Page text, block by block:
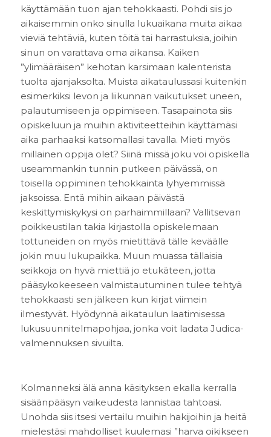
käyttämään tuon ajan tehokkaasti. Pohdi siis jo
aikaisemmin onko sinulla lukuaikana muita aikaa
vieviä tehtäviä, kuten töitä tai harrastuksia, joihin
sinun on varattava oma aikansa. Kaiken
”ylimääräisen” kehotan karsimaan kalenterista
tuolta ajanjaksolta. Muista aikataulussasi kuitenkin
esimerkiksi levon ja liikunnan vaikutukset uneen,
palautumiseen ja oppimiseen. Tasapainota siis
opiskeluun ja muihin aktiviteetteihin käyttämäsi
aika parhaaksi katsomallasi tavalla. Mieti myös
millainen oppija olet? Siinä missä joku voi opiskella
useammankin tunnin putkeen päivässä, on
toisella oppiminen tehokkainta lyhyemmissä
jaksoissa. Entä mihin aikaan päivästä
keskittymiskykysi on parhaimmillaan? Vallitsevan
poikkeustilan takia kirjastolla opiskelemaan
tottuneiden on myös mietittävä tälle keväälle
jokin muu lukupaikka. Muun muassa tällaisia
seikkoja on hyvä miettiä jo etukäteen, jotta
pääsykokeeseen valmistautuminen tulee tehtyä
tehokkaasti sen jälkeen kun kirjat viimein
ilmestyvät. Hyödynnä aikataulun laatimisessa
lukusuunnitelmapohjaa, jonka voit ladata Judica-
valmennuksen sivuilta.
Kolmanneksi älä anna käsityksen ekalla kerralla
sisäänpääsyn vaikeudesta lannistaa tahtoasi.
Unohda siis itsesi vertailu muihin hakijoihin ja heitä
mielestäsi mahdolliset kuulemasi ”harva oikikseen